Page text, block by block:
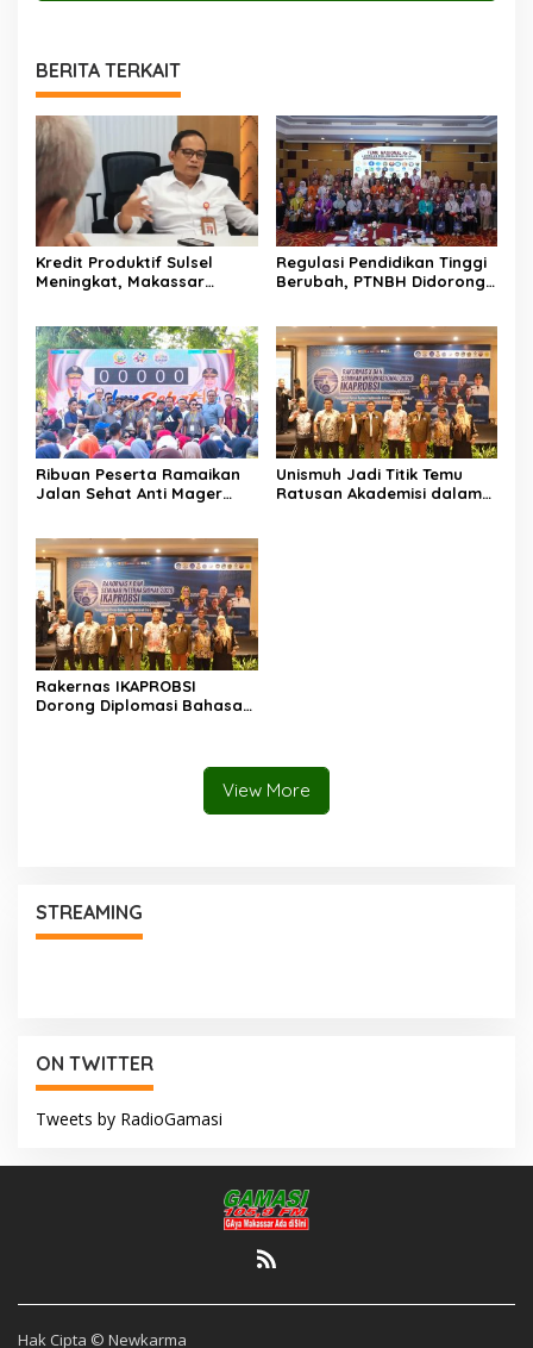
BERITA TERKAIT
Kredit Produktif Sulsel
Meningkat, Makassar
Regulasi Pendidikan Tinggi
Berubah, PTNBH Didorong
Ribuan Peserta Ramaikan
Jalan Sehat Anti Mager
Unismuh Jadi Titik Temu
Ratusan Akademisi dalam
Rakernas IKAPROBSI
Dorong Diplomasi Bahasa
View More
STREAMING
ON TWITTER
Tweets by RadioGamasi
Hak Cipta © Newkarma